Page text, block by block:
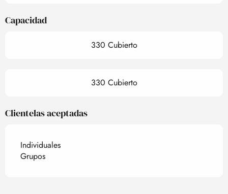
Capacidad
330 Cubierto
330 Cubierto
Clientelas aceptadas
Individuales
Grupos